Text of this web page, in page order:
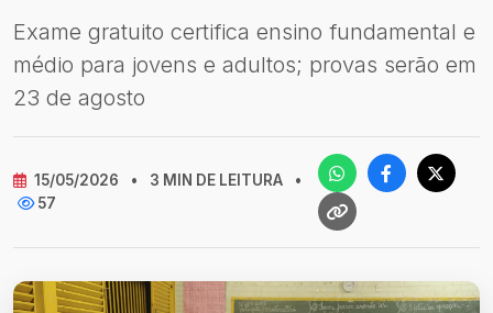
Exame gratuito certifica ensino fundamental e
médio para jovens e adultos; provas serão em
23 de agosto
15/05/2026 • 3 MIN DE LEITURA
•
57